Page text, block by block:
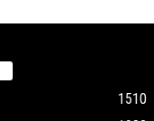
1510